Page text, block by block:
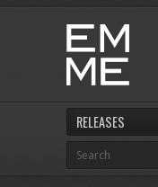
RELEASES